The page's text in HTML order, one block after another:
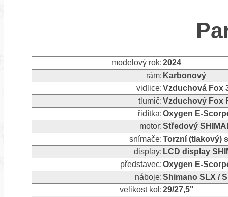
modelový rok:2024
rám: Karbonový
vidlice:Vzduchová Fox
tlumič:Vzduchový Fox
řidítka:Oxygen E-
motor:Středový
snímače:Torzní (tlakový)
display: LCD display
představec:Oxygen
náboje:Shimano SLX /
velikost kol:29/27,5"